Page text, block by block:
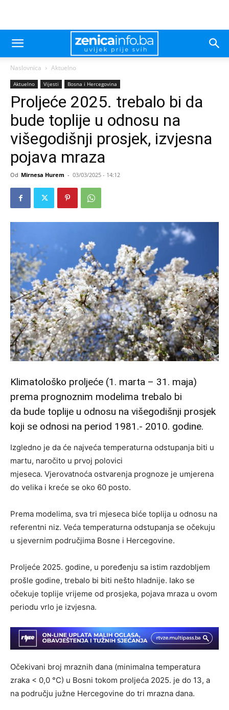
Naslovnica Aktuelno
Aktuelno Vijesti Bosna i Hercegovina
Proljeće 2025. trebalo bi da
bude toplije u odnosu na
višegodišnji prosjek, izvjesna
pojava mraza
Od Mirnesa Hurem - 03/03/2025 - 14:12
Klimatološko proljeće (1. marta – 31. maja)
prema prognoznim modelima trebalo bi
da bude toplije u odnosu na višegodišnji prosjek
koji se odnosi na period 1981.- 2010. godine.
Izgledno je da će najveća temperaturna odstupanja biti u
martu, naročito u prvoj polovici
mjeseca. Vjerovatnoća ostvarenja prognoze je umjerena
do velika i kreće se oko 60 posto.
Prema modelima, sva tri mjeseca biće toplija u odnosu na
referentni niz. Veća temperaturna odstupanja se očekuju
u sjevernim područjima Bosne i Hercegovine.
Proljeće 2025. godine, u poređenju sa istim razdobljem
prošle godine, trebalo bi biti nešto hladnije. Iako se
očekuje toplije vrijeme od prosjeka, pojava mraza u ovom
periodu vrlo je izvjesna.
Očekivani broj mraznih dana (minimalna temperatura
zraka < 0,0 °C) u Bosni tokom proljeća 2025. je do 13, a
na području južne Hercegovine do tri mrazna dana.